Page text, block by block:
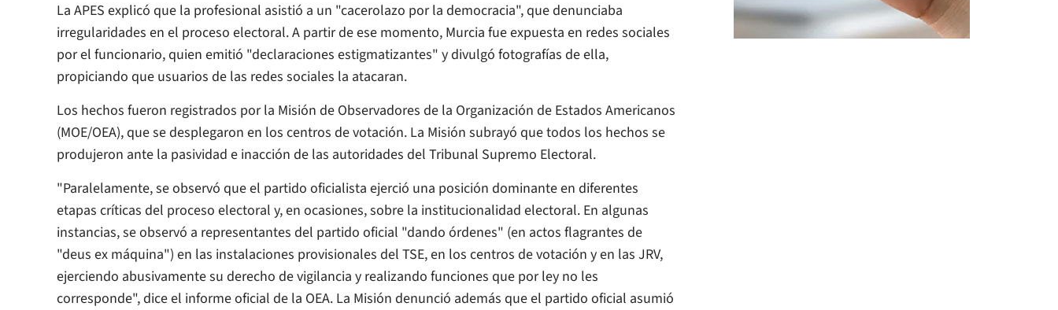
La APES explicó que la profesional asistió a un "cacerolazo por la democracia", que denunciaba
irregularidades en el proceso electoral. A partir de ese momento, Murcia fue expuesta en redes sociales
por el funcionario, quien emitió "declaraciones estigmatizantes" y divulgó fotografías de ella,
propiciando que usuarios de las redes sociales la atacaran.
Los hechos fueron registrados por la Misión de Observadores de la Organización de Estados Americanos
(MOE/OEA), que se desplegaron en los centros de votación. La Misión subrayó que todos los hechos se
produjeron ante la pasividad e inacción de las autoridades del Tribunal Supremo Electoral.
"Paralelamente, se observó que el partido oficialista ejerció una posición dominante en diferentes
etapas críticas del proceso electoral y, en ocasiones, sobre la institucionalidad electoral. En algunas
instancias, se observó a representantes del partido oficial "dando órdenes" (en actos flagrantes de
"deus ex máquina") en las instalaciones provisionales del TSE, en los centros de votación y en las JRV,
ejerciendo abusivamente su derecho de vigilancia y realizando funciones que por ley no les
corresponde", dice el informe oficial de la OEA. La Misión denunció además que el partido oficial asumió